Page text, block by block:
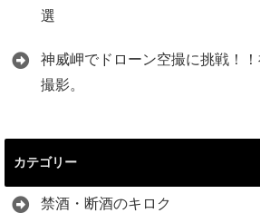
選
神威岬でドローン空撮に挑戦！
撮影。
カテゴリー
禁酒・断酒のキロク